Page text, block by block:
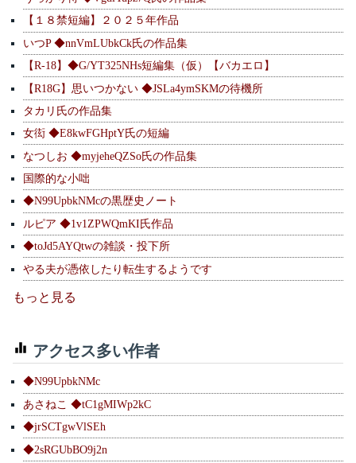
【１８禁短編】２０２５年作品
いつP ◆nnVmLUbkCk氏の作品集
【R-18】◆G/YT325NHs短編集（仮）【バカエロ】
【R18G】思いつかない ◆JSLa4ymSKMの待機所
タカリ氏の作品集
女衒 ◆E8kwFGHptY氏の短編
なつしお ◆myjeheQZSo氏の作品集
国際的な小咄
◆N99UpbkNMcの黒歴史ノート
ルピア ◆1v1ZPWQmKI氏作品
◆toJd5AYQtwの雑談・投下所
やる夫が憑依したり転生するようです
もっと見る
アクセス多い作者
◆N99UpbkNMc
あさねこ ◆tC1gMIWp2kC
◆jrSCTgwVlSEh
◆2sRGUbBO9j2n